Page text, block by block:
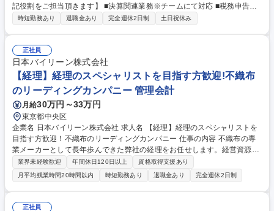
記役割をご担当頂きます】 ■決算関連業務※チームにて対応 ■税務申告、
各種報告書作成 【具体的には】■月次・四半期・年度決算（財務諸表作
後進の指導・育成■その他経理業務全般■JGAAP・IFRSのマルチ会計基準
で行う経理処理■新サービス・新商品立案時の会計処理・事務フロー等の
検討 募集職種 品川【経理メンバー】楽天グループの安定基盤/年120休土
時短勤務あり 退職金あり 完全週休2日制 土日祝休み
正社員
日本バイリーン株式会社
【経理】経理のスペシャリストを目指す方歓迎!不織布
のリーディングカンパニー 管理会計
月給30万円～33万円
東京都中央区
企業名 日本バイリーン株式会社 求人名 【経理】経理のスペシャリストを
目指す方歓迎！不織布のリーディングカンパニー 仕事の内容 不織布の専
業メーカーとして長年歩んできた弊社の経理をお任せします。経営資源で
あるヒト・モノ・カネのうち、「カネ」の動きを管理することで、会社経
営の活動全般を計数的に把握する役割を担っています。 決算や税務報告の
みならず資金調達・運用などを通じてグローバルに多角展開する当社グル
ープ全体の経営の成果を明らかにします。将来的に、親会社Freudenberg
との連携業務にもかかわっていただく予定です。【詳細】■出納業務(経費
業界未経験歓迎 年間休日120日以上
資格取得支援あり
月平均残業時間20時間以内
時短勤務あり 退職金あり 完全週休2日制
正社員